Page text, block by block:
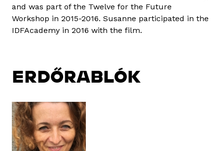
and was part of the Twelve for the Future
Workshop in 2015-2016. Susanne participated in the
IDFAcademy in 2016 with the film.
ERDŐRABLÓK